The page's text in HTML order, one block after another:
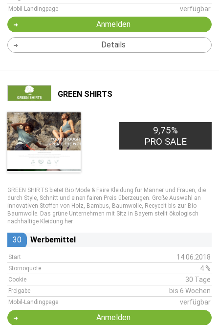
Mobil-Landingpage verfügbar
Anmelden
Details
GREEN SHIRTS
9,75%
PRO SALE
GREEN SHIRTS bietet Bio Mode & Faire Kleidung für Männer und Frauen, die
durch Style, Schnitt und einen fairen Preis überzeugen. Große Auswahl an
innovativen Stoffen von Holz, Bambus, Baumwolle, Recycelt bis zur Bio
Baumwolle. Das grüne Unternehmen mit Sitz in Bayern stellt ökologisch
nachhaltige Kleidung her.
30 Werbemittel
Start 14.06.2018
Stornoquote 4 %
Cookie 30 Tage
Freigabe bis 6 Wochen
Mobil-Landingpage verfügbar
Anmelden